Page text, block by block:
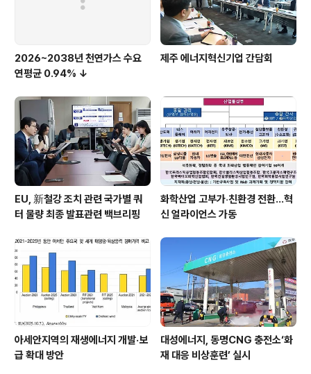
2026~2038년 천연가스 수요
연평균 0.94% ↓
제주 에너지혁신기업 간담회
EU, 新철강 조치 관련 국가별 쿼
터 물량 최종 발표관련 백브리핑
화학산업 고부가‧친환경 전환…혁
신 얼라이언스 가동
아세안지역의 재생에너지 개발·보
급 확대 방안
대성에너지, 동명CNG 충전소‘화
재 대응 비상훈련’ 실시